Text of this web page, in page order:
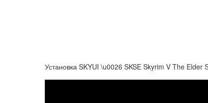
Установка SKYUI \u0026 SKSE Skyrim V The Elder